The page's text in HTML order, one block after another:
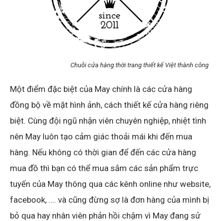
Chuỗi cửa hàng thời trang thiết kế Việt thành công
Một điểm đặc biệt của May chính là các cửa hàng
đồng bộ về mặt hình ảnh, cách thiết kế cửa hàng riêng
biệt. Cùng đội ngũ nhận viên chuyên nghiệp, nhiệt tình
nên May luôn tạo cảm giác thoải mái khi đến mua
hàng. Nếu không có thời gian để đến các cửa hàng
mua đồ thì bạn có thể mua sắm các sản phẩm trực
tuyến của May thông qua các kênh online như website,
facebook, …. và cũng đừng sợ là đơn hàng của mình bị
bỏ qua hay nhân viên phản hồi chậm vì May đang sử